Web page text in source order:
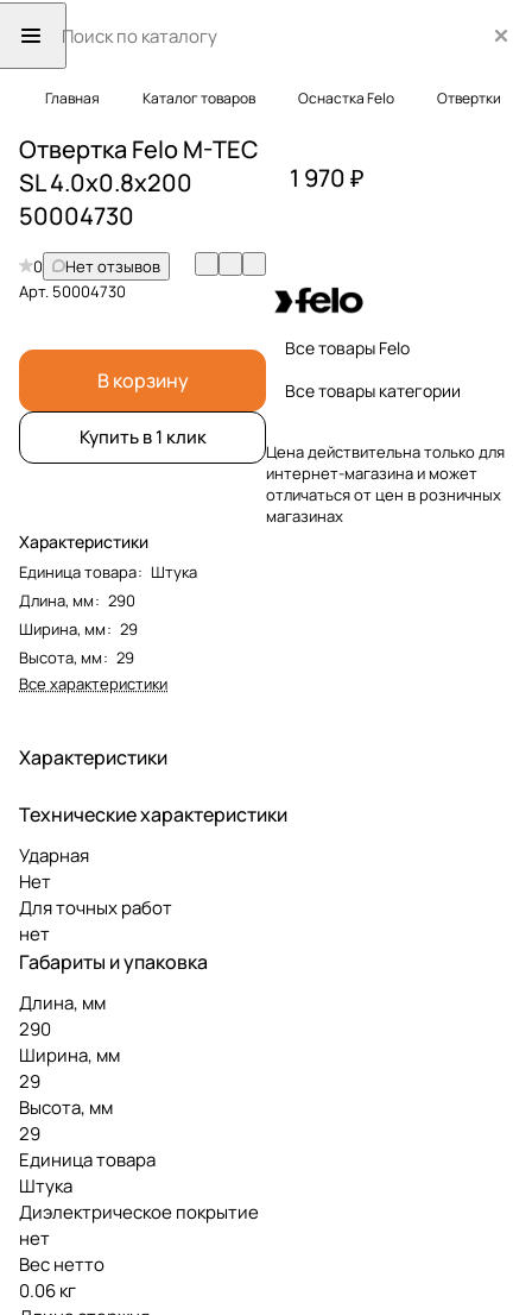
Главная Каталог товаров Оснастка Felo Отвертки
Отвертка Felo M-TEC
SL 4.0x0.8x200
50004730
0
Нет отзывов
Арт. 50004730
В корзину
Купить в 1 клик
Характеристики
Единица товара: Штука
Длина, мм: 290
Ширина, мм: 29
Высота, мм: 29
Все характеристики
1 970 ₽
Все товары Felo
Все товары категории
Цена действительна только для
интернет-магазина и может
отличаться от цен в розничных
магазинах
Характеристики
Технические характеристики
Ударная
Нет
Для точных работ
нет
Габариты и упаковка
Длина, мм
290
Ширина, мм
29
Высота, мм
29
Единица товара
Штука
Диэлектрическое покрытие
нет
Вес нетто
0.06 кг